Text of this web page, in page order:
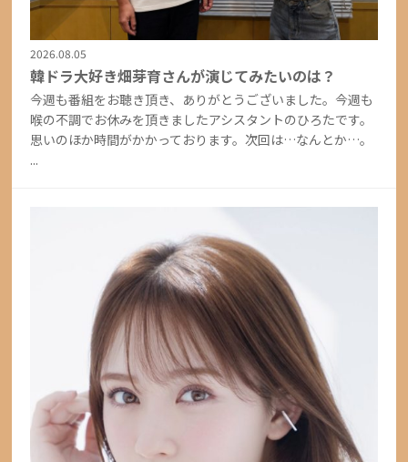
2026.08.05
韓ドラ大好き畑芽育さんが演じてみたいのは？
今週も番組をお聴き頂き、ありがとうございました。今週も
喉の不調でお休みを頂きましたアシスタントのひろたです。
思いのほか時間がかかっております。次回は…なんとか…。
...